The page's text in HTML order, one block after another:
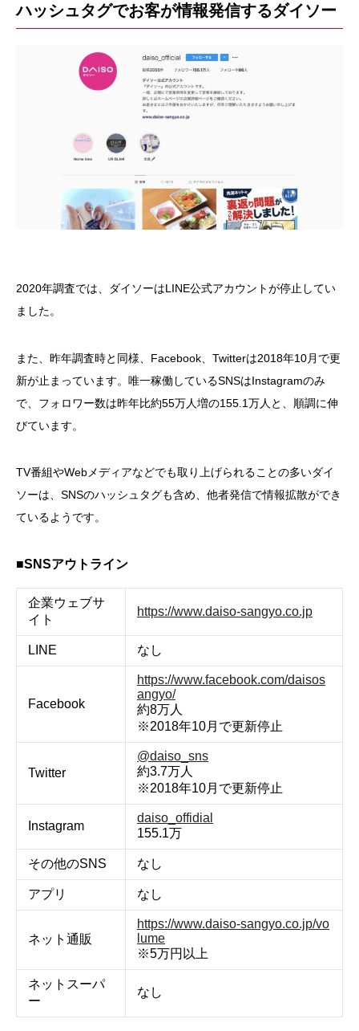
ハッシュタグでお客が情報発信するダイソー
2020年調査では、ダイソーはLINE公式アカウントが停止してい
ました。
また、昨年調査時と同様、Facebook、Twitterは2018年10月で更
新が止まっています。唯一稼働しているSNSはInstagramのみ
で、フォロワー数は昨年比約55万人増の155.1万人と、順調に伸
びています。
TV番組やWebメディアなどでも取り上げられることの多いダイ
ソーは、SNSのハッシュタグも含め、他者発信で情報拡散ができ
ているようです。
■SNSアウトライン
企業ウェブサ
イト
https://www.daiso-sangyo.co.jp
LINE なし
Facebook
https://www.facebook.com/daisos
angyo/
約8万人
※2018年10月で更新停止
Twitter
@daiso_sns
約3.7万人
※2018年10月で更新停止
Instagram
daiso_offidial
155.1万
その他のSNS なし
アプリ なし
ネット通販
https://www.daiso-sangyo.co.jp/vo
lume
※5万円以上
ネットスーパ
ー
なし